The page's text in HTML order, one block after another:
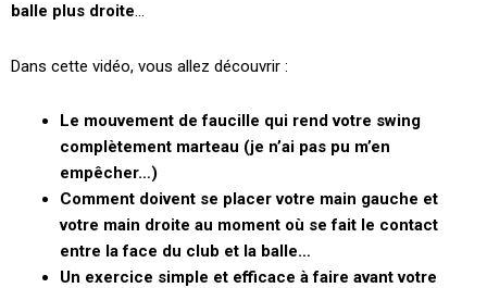
balle plus droite…
Dans cette vidéo, vous allez découvrir :
Le mouvement de faucille qui rend votre swing
complètement marteau (je n’ai pas pu m’en
empêcher…)
Comment doivent se placer votre main gauche et
votre main droite au moment où se fait le contact
entre la face du club et la balle…
Un exercice simple et efficace à faire avant votre